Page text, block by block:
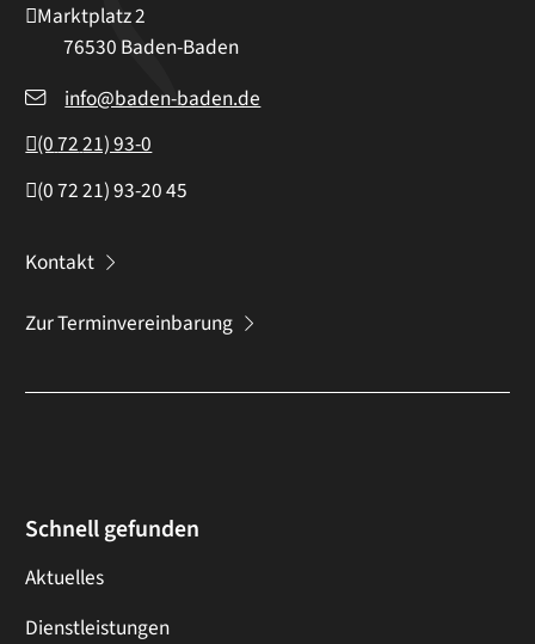
Marktplatz 2
76530 Baden-Baden
info@baden-baden.de
(07221) 93-0
(07221) 93-2045
Kontakt
Zur Terminvereinbarung
Schnell gefunden
Aktuelles
Dienstleistungen